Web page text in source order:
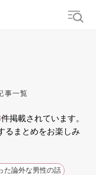
モテテク 婚活
事一覧
件掲載されています。
るまとめをお楽しみ
た論外な男性の話